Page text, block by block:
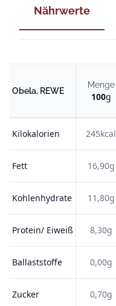
Nährwerte
Obela, REWE
Menge
100g
Kilokalorien 245kcal
Fett 16,90g
Kohlenhydrate 11,80g
Protein/ Eiweiß 8,30g
Ballaststoffe 0,00g
Zucker 0,70g